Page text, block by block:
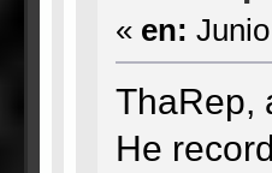
« en:
ThaRep,
He